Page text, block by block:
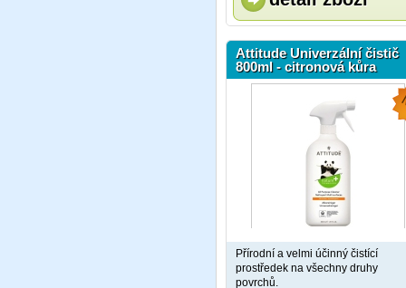
Attitude Univerzální čistič
800ml - citronová kůra
Přírodní a velmi účinný čistící
prostředek na všechny druhy
povrchů.